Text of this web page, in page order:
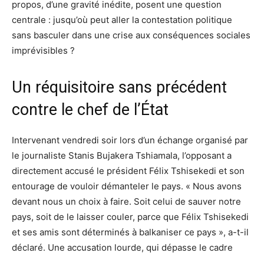
propos, d’une gravité inédite, posent une question
centrale : jusqu’où peut aller la contestation politique
sans basculer dans une crise aux conséquences sociales
imprévisibles ?
Un réquisitoire sans précédent
contre le chef de l’État
Intervenant vendredi soir lors d’un échange organisé par
le journaliste Stanis Bujakera Tshiamala, l’opposant a
directement accusé le président Félix Tshisekedi et son
entourage de vouloir démanteler le pays. « Nous avons
devant nous un choix à faire. Soit celui de sauver notre
pays, soit de le laisser couler, parce que Félix Tshisekedi
et ses amis sont déterminés à balkaniser ce pays », a-t-il
déclaré. Une accusation lourde, qui dépasse le cadre